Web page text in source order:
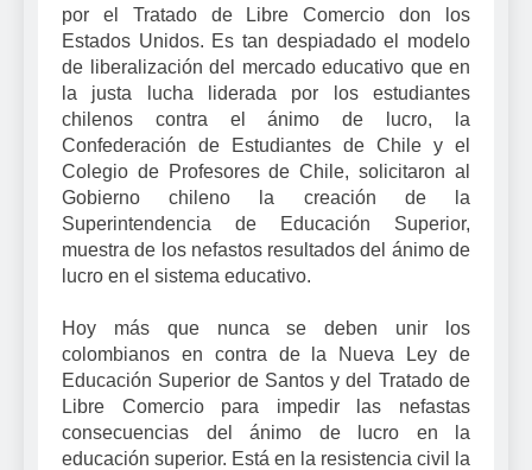
por el Tratado de Libre Comercio don los
Estados Unidos. Es tan despiadado el modelo
de liberalización del mercado educativo que en
la justa lucha liderada por los estudiantes
chilenos contra el ánimo de lucro, la
Confederación de Estudiantes de Chile y el
Colegio de Profesores de Chile, solicitaron al
Gobierno chileno la creación de la
Superintendencia de Educación Superior,
muestra de los nefastos resultados del ánimo de
lucro en el sistema educativo.
Hoy más que nunca se deben unir los
colombianos en contra de la Nueva Ley de
Educación Superior de Santos y del Tratado de
Libre Comercio para impedir las nefastas
consecuencias del ánimo de lucro en la
educación superior. Está en la resistencia civil la